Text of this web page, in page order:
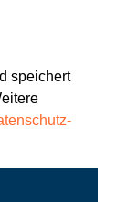
speichert